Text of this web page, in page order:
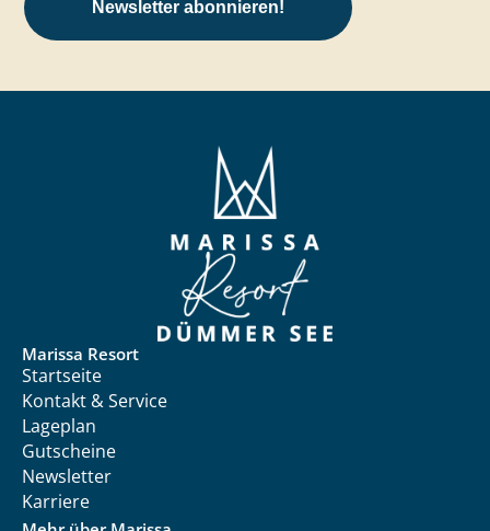
Newsletter abonnieren!
Marissa Resort
Startseite
Kontakt & Service
Lageplan
Gutscheine
Newsletter
Karriere